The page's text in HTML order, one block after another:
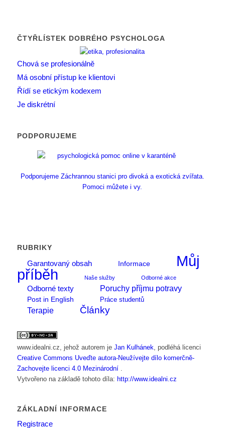
ČTYŘLÍSTEK DOBRÉHO PSYCHOLOGA
Chová se profesionálně
Má osobní přístup ke klientovi
Řídí se etickým kodexem
Je diskrétní
PODPORUJEME
Podporujeme Záchrannou stanici pro divoká a exotická zvířata.
Pomoci můžete i vy.
RUBRIKY
Garantovaný obsah
Informace
Můj
příběh
Naše služby Odborné akce
Odborné texty Poruchy příjmu potravy
Post in English Práce studentů
Terapie Články
www.idealni.cz , jehož autorem je Jan Kulhánek , podléhá licenci
Creative Commons Uveďte autora-Neužívejte dílo komerčně-
Zachovejte licenci 4.0 Mezinárodní
Vytvořeno na základě tohoto díla: http://www.idealni.cz
ZÁKLADNÍ INFORMACE
Registrace